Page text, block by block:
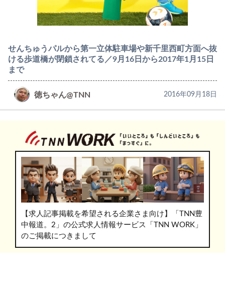
せんちゅうパルから第一立体駐車場や新千里西町方面へ抜
ける歩道橋が閉鎖されてる／9月16日から2017年1月15日
まで
徳ちゃん@TNN 2016年09月18日
【求人記事掲載を希望される企業さま向け】「TNN豊
中報道。2」の公式求人情報サービス「TNN WORK」
のご掲載につきまして